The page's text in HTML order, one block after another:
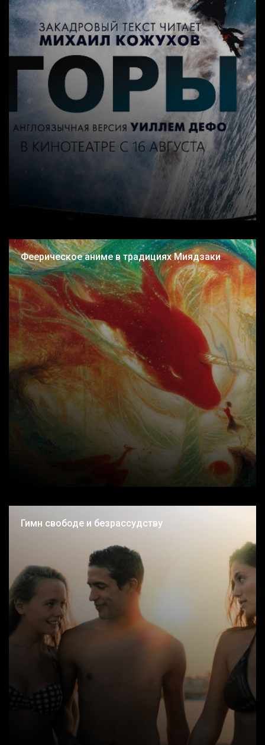
Феерическое аниме в традициях Миядзаки
Гимн свободе и безрассудству